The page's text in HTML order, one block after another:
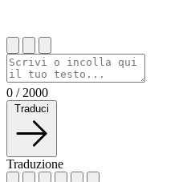
0 / 2000
Traduci
Traduzione